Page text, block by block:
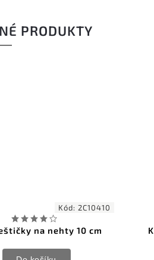
PRODUKTY
Kanetsune Zastřihovač nehtů